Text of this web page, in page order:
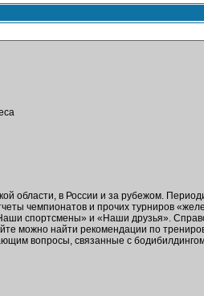
области, в России и за рубежом.
чемпионатов и прочих турниров
спортсмены» и «Наши друзья».
можно найти рекомендации по
вопросы, связанные с